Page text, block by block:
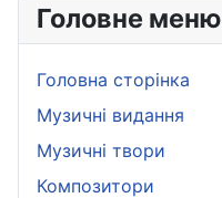
Головне меню
Головна сторінка
Музичні видання
Музичні твори
Композитори